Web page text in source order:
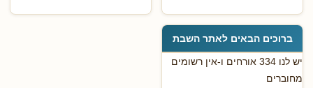
ברוכים הבאים לאתר השבת
יש לנו 334 אורחים ו-אין רשומים
מחוברים